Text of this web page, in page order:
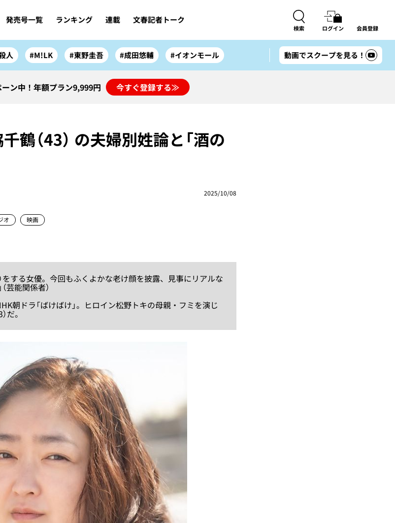
発売号一覧 ランキング 連載 文春記者トーク
検索 ログイン 会員登録
人 #M!LK #東野圭吾 #成田悠輔 #イオンモール 動画でスクープを見る！
ン中！年額プラン9,999円 今すぐ登録する≫
千鶴（43） の夫婦別姓論と「酒の
2025/10/08
オ 映画
をする女優。今回もふくよかな老け顔を披露、見事にリアルな
芸能関係者）
朝ドラ「ばけばけ」。ヒロイン松野トキの母親・フミを演じ
だ。